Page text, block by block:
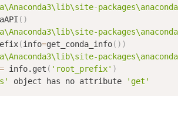
( )
(info=get_conda_info( ))
= info.get ( 'root_prefix' )
object has no attribute 'get'